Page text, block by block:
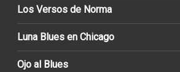
Los Versos de Norma
Luna Blues en Chicago
Ojo al Blues